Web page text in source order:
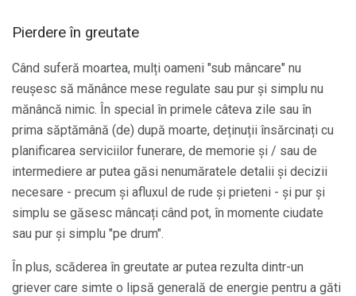
Pierdere în greutate
Când suferă moartea, mulți oameni "sub mâncare" nu
reușesc să mănânce mese regulate sau pur și simplu nu
mănâncă nimic. În special în primele câteva zile sau în
prima săptămână (de) după moarte, deținuții însărcinați cu
planificarea serviciilor funerare, de memorie și / sau de
intermediere ar putea găsi nenumăratele detalii și decizii
necesare - precum și afluxul de rude și prieteni - și pur și
simplu se găsesc mâncați când pot, în momente ciudate
sau pur și simplu "pe drum".
În plus, scăderea în greutate ar putea rezulta dintr-un
griever care simte o lipsă generală de energie pentru a găti